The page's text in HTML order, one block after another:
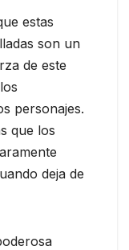
estas
son un
de este
personajes.
que los
deja de